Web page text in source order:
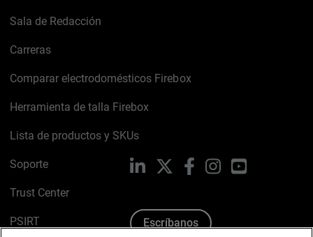
Sala de Redacción
Carreras
Comparar electrodomésticos Firebox
Herramienta de talla Firebox
Lista de productos y SKUs
Soporte
Trust Center
PSIRT
LinkedIn FacebookInstagramYouTube
Escríbanos